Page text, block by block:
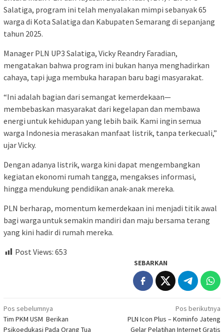
Salatiga, program ini telah menyalakan mimpi sebanyak 65
warga di Kota Salatiga dan Kabupaten Semarang di sepanjang
tahun 2025.
Manager PLN UP3 Salatiga, Vicky Reandry Faradian,
mengatakan bahwa program ini bukan hanya menghadirkan
cahaya, tapi juga membuka harapan baru bagi masyarakat.
“Ini adalah bagian dari semangat kemerdekaan—
membebaskan masyarakat dari kegelapan dan membawa
energi untuk kehidupan yang lebih baik. Kami ingin semua
warga Indonesia merasakan manfaat listrik, tanpa terkecuali,”
ujar Vicky.
Dengan adanya listrik, warga kini dapat mengembangkan
kegiatan ekonomi rumah tangga, mengakses informasi,
hingga mendukung pendidikan anak-anak mereka.
PLN berharap, momentum kemerdekaan ini menjadi titik awal
bagi warga untuk semakin mandiri dan maju bersama terang
yang kini hadir di rumah mereka.
Post Views: 653
SEBARKAN
Navigasi
pos
Pos sebelumnya
Tim PKM USM Berikan
Psikoedukasi Pada Orang Tua
Pos berikutnya
PLN Icon Plus – Kominfo Jateng
Gelar Pelatihan Internet Gratis